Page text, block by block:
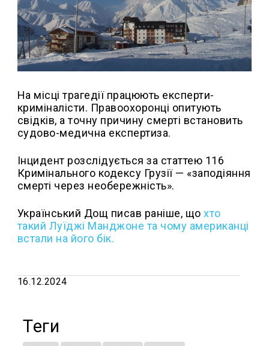
На місці трагедії працюють експерти-
криміналісти. Правоохоронці опитують
свідків, а точну причину смерті встановить
судово-медична експертиза.
Інцидент розслідується за статтею 116
Кримінального кодексу Грузії — «заподіяння
смерті через необережність».
Український Дощ писав раніше, щохто
такий Луїджі Манджоне та чому американці
встали на його бік.
16.12.2024
Теги